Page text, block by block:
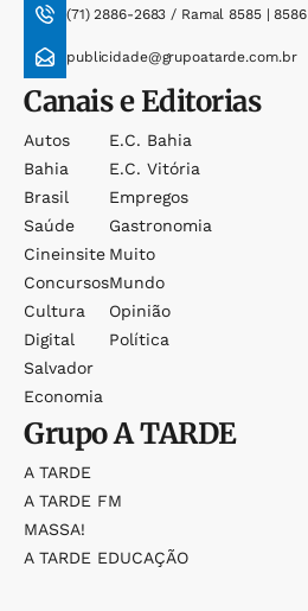
(71) 2886-2683 / Ramal 8585 | 8586
publicidade@grupoatarde.com.br
Canais e Editorias
Autos
Bahia
Brasil
Saúde
Cineinsite
Concursos
Cultura
Digital
Salvador
Economia
E.c. Bahia
E.c. Vitória
Empregos
Gastronomia
Muito
Mundo
Opinião
Política
GrupoA TARDE
A TARDE
A TARDE FM
MASSA!
A TARDE EDUCAÇÃO